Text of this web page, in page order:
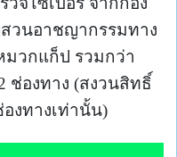
วนอาชญากรรมทาง
มวกแก็ป รวมกว่า
ช่องทาง (สงวนสิทธิ์
งทางเท่านั้น)